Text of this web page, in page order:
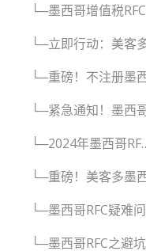
└─墨西哥增值税
└─立即行动：美客
└─重磅！不注册墨
└─紧急通知！墨西
└─2024年墨西哥
└─重磅！美客多墨
└─墨西哥RFC疑难
└─墨西哥RFC之避